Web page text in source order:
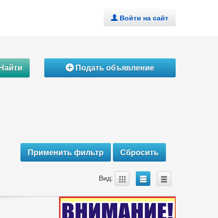
. Войти на сайт
ÁПодать объявление
Вид: A B C